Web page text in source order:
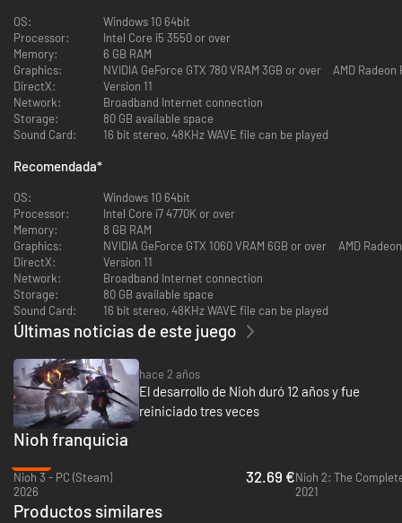
El Dragón del Norte
Esta expansión comienza en la región de Tohoku, donde Masamune Date,
el famoso Dragón Tuerto, reúne en secreto piedras espirituales.
Honor sublevado
Ábrete paso a través de la campaña de invierno del asalto de Osaka y
sigue los pasos de uno de los mejores generales de Japón de la Guerra de
los Estados, el valiente Yukimura Sanada.
Fin de la tragedia
Únete a la campaña estival del asalto de Osaka a medida que la Guerra de
los Estados toca a su fin en el último capítulo de la historia de William.
OS:
Windows 10 64bit
Processor:
Intel Core i5 3550 or over
Memory:
6 GB RAM
Graphics:
NVIDIA GeForce GTX 780 VRAM 3GB or over AMD Radeon
DirectX:
Version 11
Network:
Broadband Internet connection
Storage:
80 GB available space
Sound Card:
16 bit stereo, 48KHz WAVE file can be played
Recomendada*
OS:
Windows 10 64bit
Processor:
Intel Core i7 4770K or over
Memory:
8 GB RAM
Graphics:
NVIDIA GeForce GTX 1060 VRAM 6GB or over AMD
DirectX:
Version 11
Network:
Broadband Internet connection
Storage:
80 GB available space
Sound Card:
16 bit stereo, 48KHz WAVE file can be played
Últimas noticias de este juego
hace 2 años
El desarrollo de Nioh duró 12 años y fue
reiniciado tres veces
Nioh franquicia
Nioh 3 - PC (Steam)
2026
32.69 €Nioh 2: The
2021
Productos similares